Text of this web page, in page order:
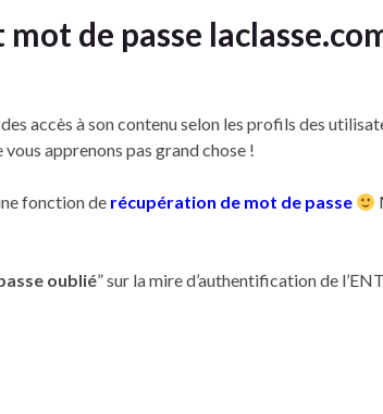
de passe
accès à son contenu selon les profils des
apprenons pas grand chose !
fonction de récupération de mot de passe
oublié” sur la mire d’authentification de